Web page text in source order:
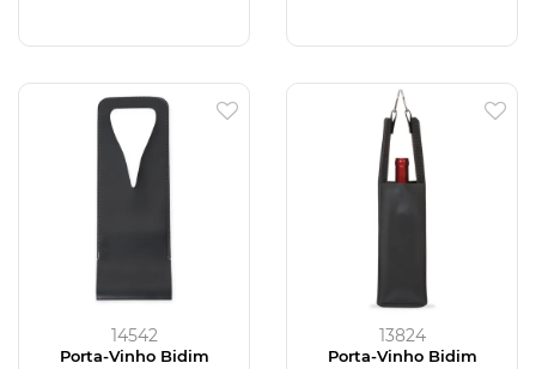
14542
Porta-Vinho Bidim
13824
Porta-Vinho Bidim